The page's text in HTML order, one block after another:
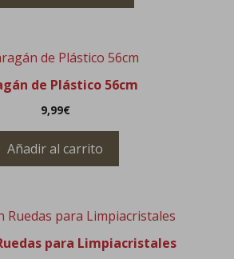
de Plástico 56cm
9,99€
Añadir al carrito
para Limpiacristales